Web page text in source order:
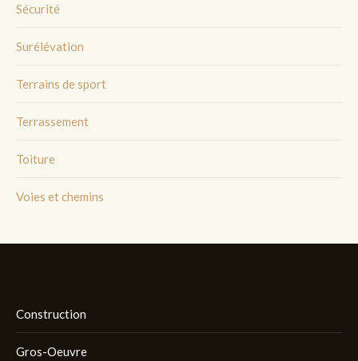
Sécurité
Surélévation
Terrains de sport
Terrassement
Toiture
Voies et chemins
Construction
Gros-Oeuvre